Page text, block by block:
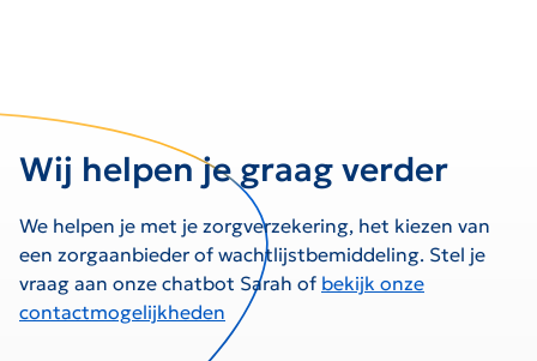
Wij helpen je graag verder
We helpen je met je zorgverzekering, het kiezen van
een zorgaanbieder of wachtlijstbemiddeling. Stel je
vraag aan onze chatbot Sarah of bekijk onze
contactmogelijkheden